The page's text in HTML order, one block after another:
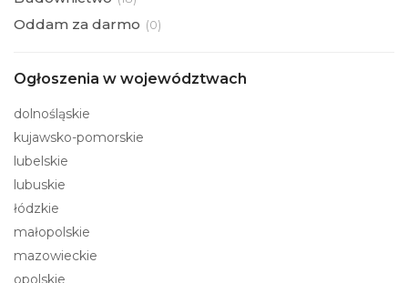
Oddam za darmo (0)
Ogłoszenia w województwach
dolnośląskie
kujawsko-pomorskie
lubelskie
lubuskie
łódzkie
małopolskie
mazowieckie
opolskie